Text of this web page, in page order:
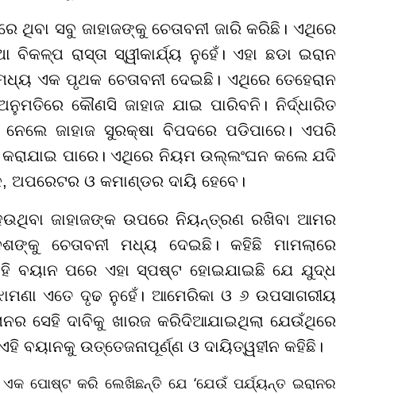
ସବୁ ଜାହାଜଙ୍କୁ ଚେତାବନୀ ଜାରି କରିଛି। ଏଥିରେ
ରାସ୍ତା ସ୍ୱୀକାର୍ଯ୍ୟ ନୁହେଁ। ଏହା ଛଡା ଇରାନ
ଏକ ପୃଥକ ଚେତାବନୀ ଦେଇଛି। ଏଥିରେ ତେହେରାନ
କୌଣସି ଜାହାଜ ଯାଇ ପାରିବନି। ନିର୍ଦ୍ଧାରିତ
ଜାହାଜ ସୁରକ୍ଷା ବିପଦରେ ପଡିପାରେ। ଏପରି
କରାଯାଇ ପାରେ। ଏଥିରେ ନିୟମ ଉଲ୍ଲଂଘନ କଲେ ଯଦି
ଅପରେଟର ଓ କମାଣ୍ଡର ଦାୟି ହେବେ।
ଜାହାଜଙ୍କ ଉପରେ ନିୟନ୍ତ୍ରଣ ରଖିବା ଆମର
ଚେତାବନୀ ମଧ୍ୟ ଦେଇଛି। କହିଛି ମାମଲାରେ
ବୟାନ ପରେ ଏହା ସ୍ପଷ୍ଟ ହୋଇଯାଇଛି ଯେ ଯୁଦ୍ଧ
ଏତେ ଦୃଢ ନୁହେଁ। ଆମେରିକା ଓ ୬ ଉପସାଗରୀୟ
ସେହି ଦାବିକୁ ଖାରଜ କରିଦିଆଯାଇଥିଲା ଯେଉଁଥିରେ
ବୟାନକୁ ଉତ୍ତେଜନାପୂର୍ଣ୍ଣ ଓ ଦାୟିତ୍ୱହୀନ କହିଛି।
ଏକ ପୋଷ୍ଟ କରି ଲେଖିଛନ୍ତି ଯେ ‘ଯେଉଁ ପର୍ଯ୍ୟନ୍ତ ଇରାନର